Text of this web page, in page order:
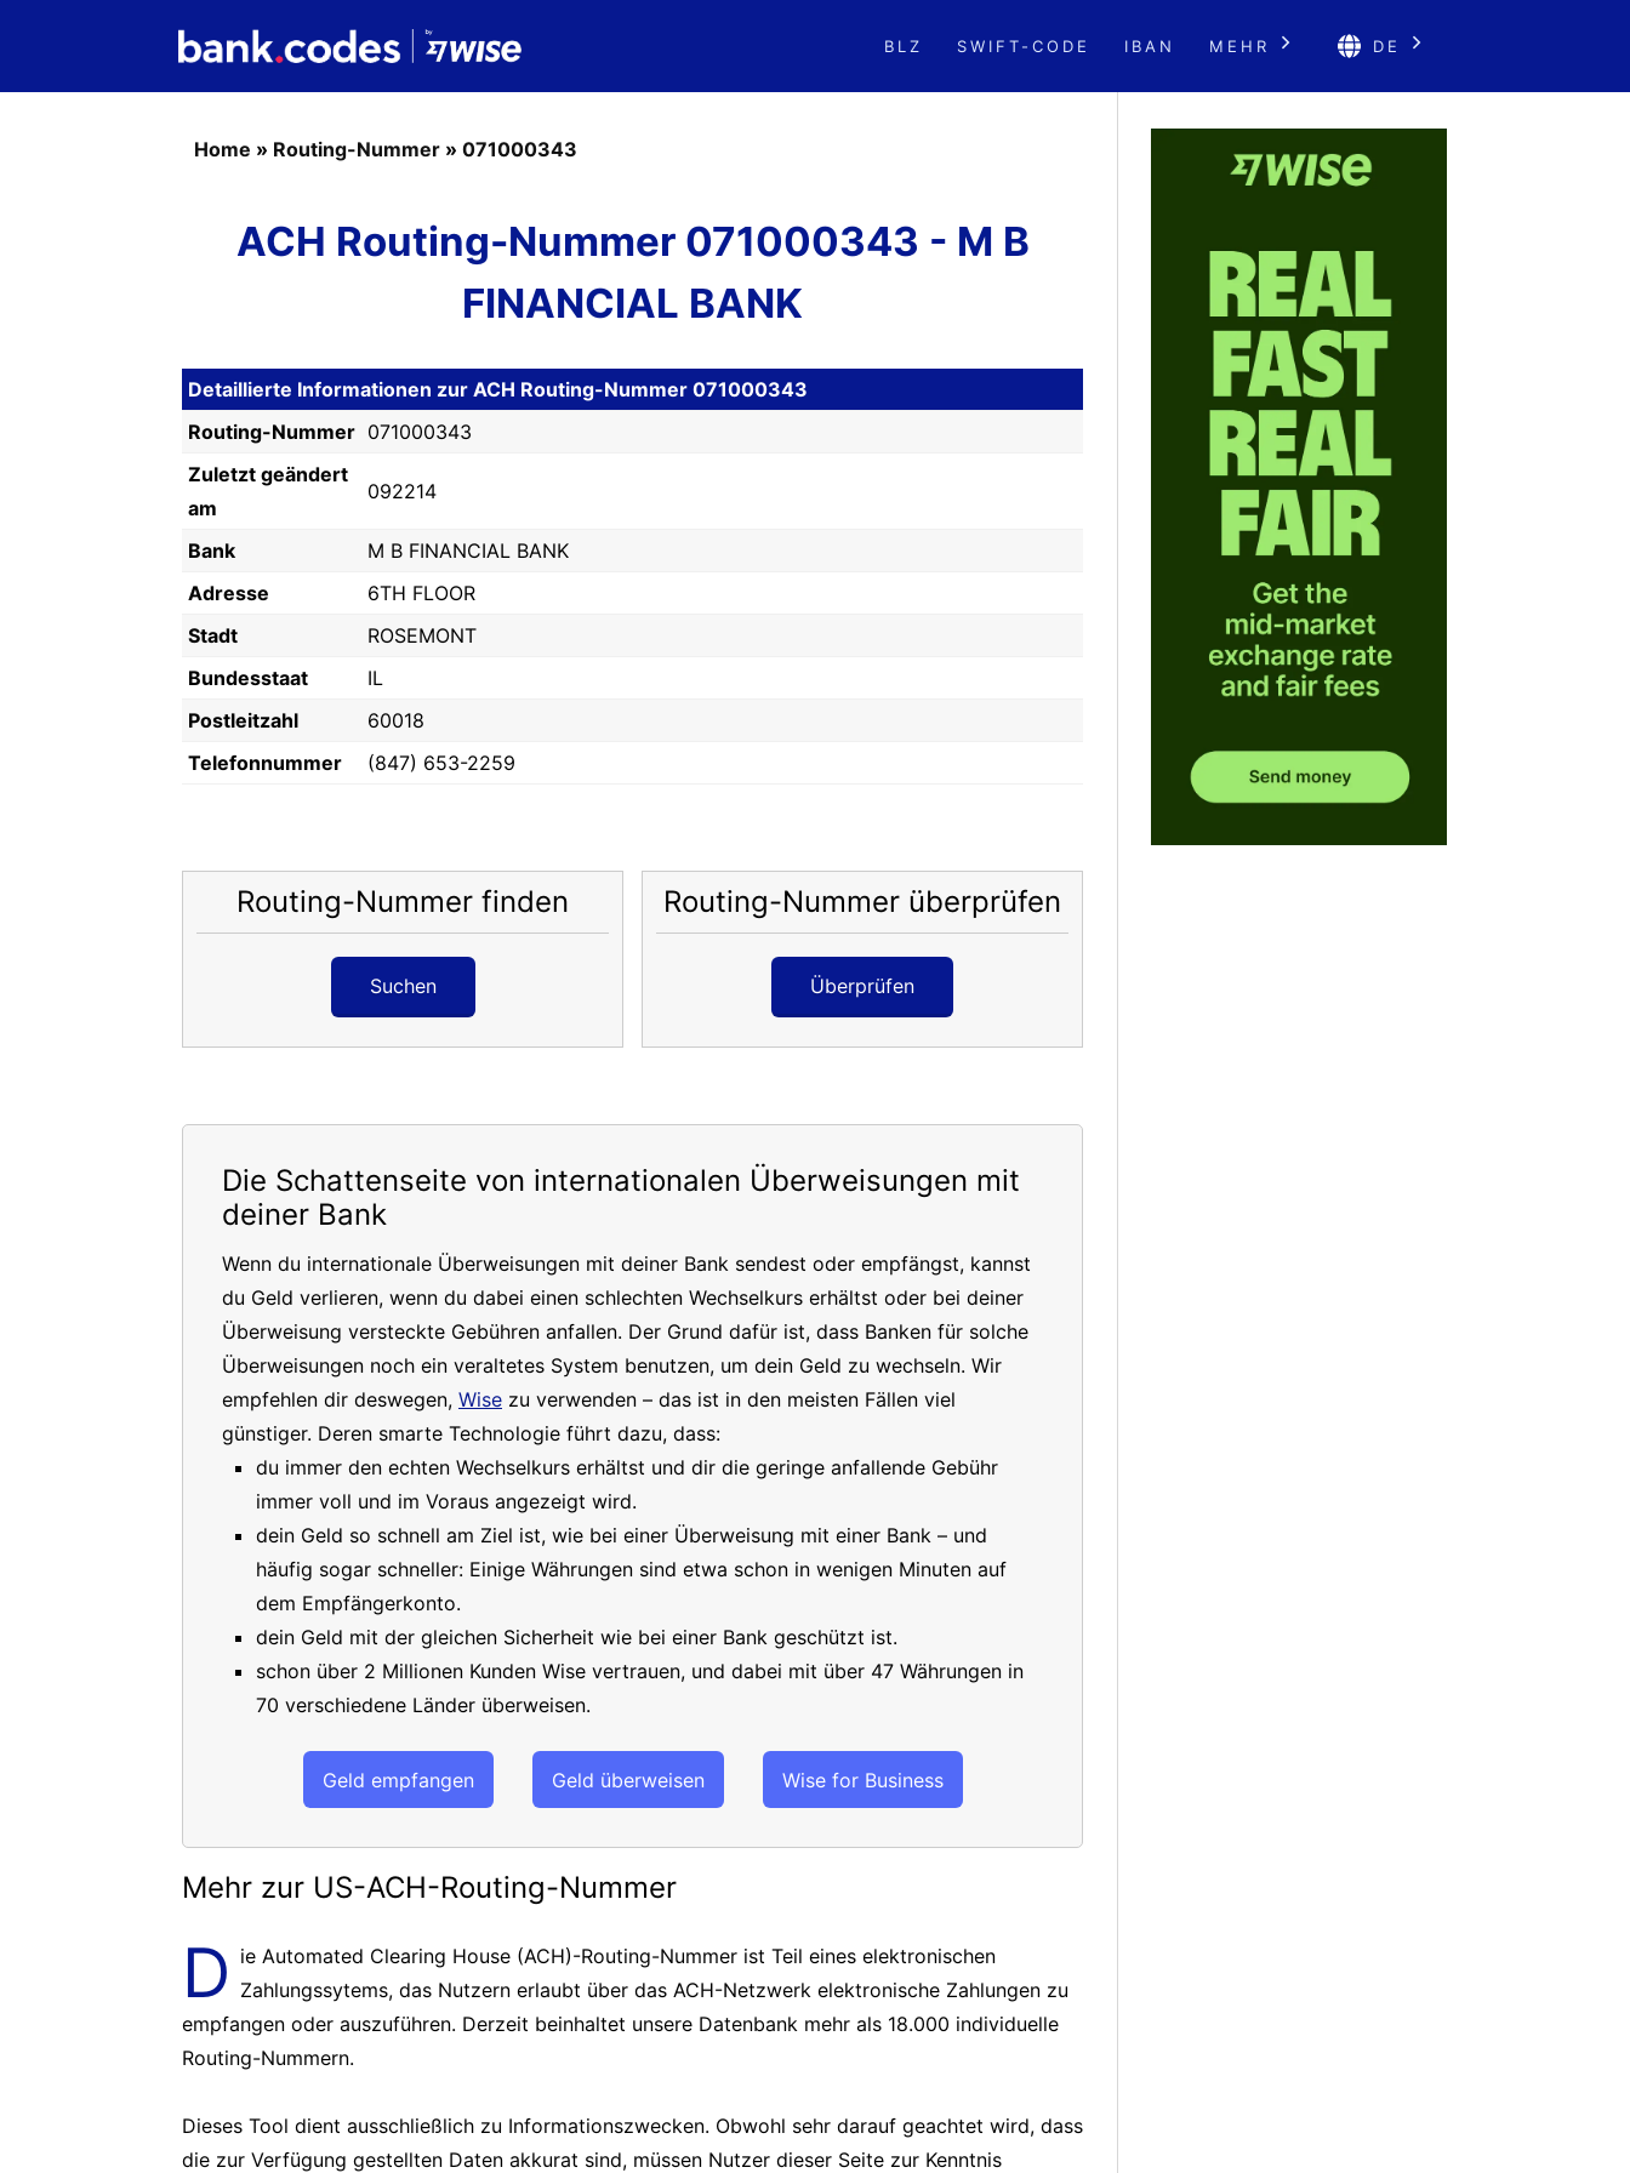
BLZ SWIFT-CODE IBAN MEHR DE
Home » Routing-Nummer » 071000343
ACH Routing-Nummer 071000343 - M B
FINANCIAL BANK
Detaillierte Informationen zur ACH Routing-Nummer 071000343
Routing-Nummer 071000343
Zuletzt geändert
am
092214
Bank
M B FINANCIAL BANK
Adresse
6TH FLOOR
Stadt
ROSEMONT
Bundesstaat
IL
Postleitzahl
60018
Telefonnummer
(847) 653-2259
Routing-Nummer finden
Suchen
Routing-Nummer überprüfen
Überprüfen
Die Schattenseite von internationalen Überweisungen mit
deiner Bank
Wenn du internationale Überweisungen mit deiner Bank sendest oder empfängst, kannst
du Geld verlieren, wenn du dabei einen schlechten Wechselkurs erhältst oder bei deiner
Überweisung versteckte Gebühren anfallen. Der Grund dafür ist, dass Banken für solche
Überweisungen noch ein veraltetes System benutzen, um dein Geld zu wechseln. Wir
empfehlen dir deswegen, Wise zu verwenden – das ist in den meisten Fällen viel
günstiger. Deren smarte Technologie führt dazu, dass:
du immer den echten Wechselkurs erhältst und dir die geringe anfallende Gebühr
immer voll und im Voraus angezeigt wird.
dein Geld so schnell am Ziel ist, wie bei einer Überweisung mit einer Bank – und
häufig sogar schneller: Einige Währungen sind etwa schon in wenigen Minuten auf
dem Empfängerkonto.
dein Geld mit der gleichen Sicherheit wie bei einer Bank geschützt ist.
schon über 2 Millionen Kunden Wise vertrauen, und dabei mit über 47 Währungen in
70 verschiedene Länder überweisen.
Geld empfangen Geld überweisen Wise for Business
Mehr zur US-ACH-Routing-Nummer
D ie Automated Clearing House (ACH)-Routing-Nummer ist Teil eines elektronischen
Zahlungssytems, das Nutzern erlaubt über das ACH-Netzwerk elektronische Zahlungen zu
empfangen oder auszuführen. Derzeit beinhaltet unsere Datenbank mehr als 18.000 individuelle
Routing-Nummern.
Dieses Tool dient ausschließlich zu Informationszwecken. Obwohl sehr darauf geachtet wird, dass
die zur Verfügung gestellten Daten akkurat sind, müssen Nutzer dieser Seite zur Kenntnis